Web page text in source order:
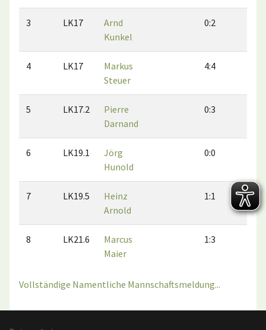
3 LK17
Arnd
Kunkel
0:2
4 LK17
Markus
Steuer
4:4
5 LK17.2
Pierre
Darnand
0:3
6 LK19.1
Jörg
Hunold
0:0
7 LK19.5
Heinz
Arnold
1:1 0:1
8 LK21.6
Marcus
Maier
1:3
Vollständige Namentliche Mannschaftsmeldung...